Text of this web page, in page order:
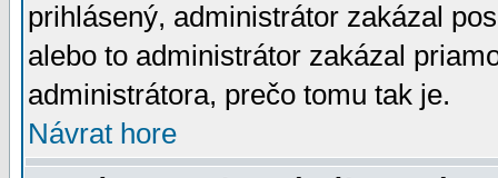
prihlásený, administrátor zakázal
alebo to administrátor zakázal
administrátora, prečo tomu tak je.
Návrat hore